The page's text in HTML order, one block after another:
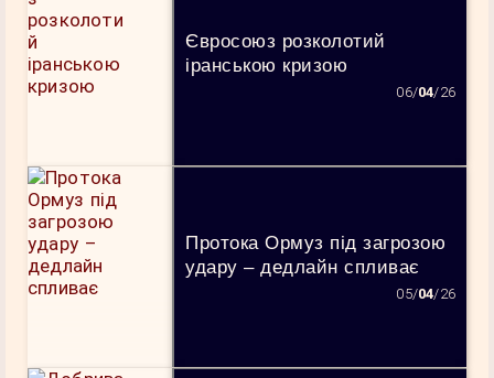
Євросоюз розколотий
іранською кризою
06/04/26
Протока Ормуз під загрозою
удару – дедлайн спливає
05/04/26